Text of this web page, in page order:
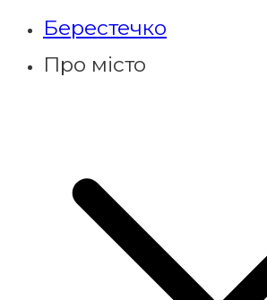
Берестечко
Про місто